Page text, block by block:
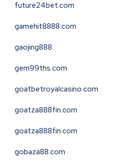
future24bet.com
gamehit8888.com
gaojing888
gem99ths.com
goatbetroyalcasino.com
goatza888fin.com
goatza888fin.com
gobaza88.com